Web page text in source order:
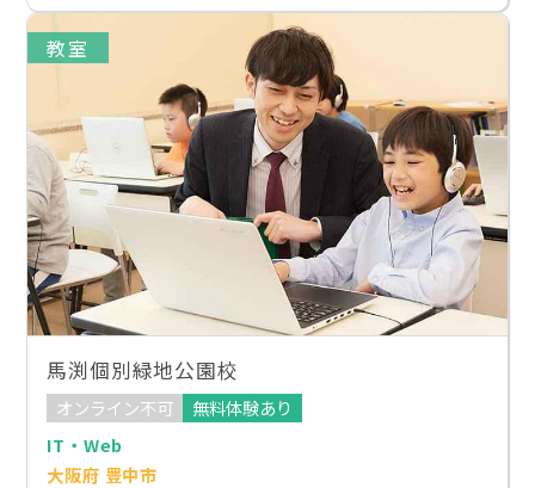
教室
馬渕個別緑地公園校
オンライン不可
無料体験あり
IT・Web
大阪府 豊中市